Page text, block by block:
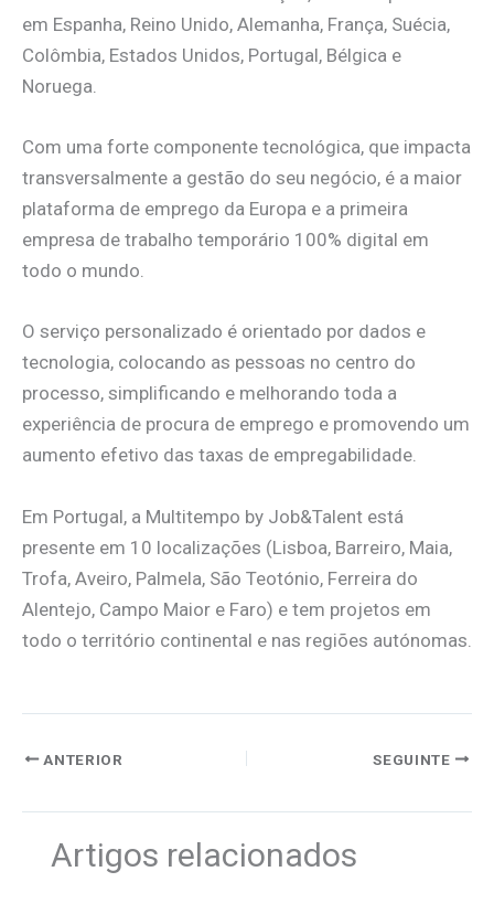
em Espanha, Reino Unido, Alemanha, França, Suécia,
Colômbia, Estados Unidos, Portugal, Bélgica e
Noruega.
Com uma forte componente tecnológica, que impacta
transversalmente a gestão do seu negócio, é a maior
plataforma de emprego da Europa e a primeira
empresa de trabalho temporário 100% digital em
todo o mundo.
O serviço personalizado é orientado por dados e
tecnologia, colocando as pessoas no centro do
processo, simplificando e melhorando toda a
experiência de procura de emprego e promovendo um
aumento efetivo das taxas de empregabilidade.
Em Portugal, a Multitempo by Job&Talent está
presente em 10 localizações (Lisboa, Barreiro, Maia,
Trofa, Aveiro, Palmela, São Teotónio, Ferreira do
Alentejo, Campo Maior e Faro) e tem projetos em
todo o território continental e nas regiões autónomas.
ANTERIOR SEGUINTE
Artigos relacionados